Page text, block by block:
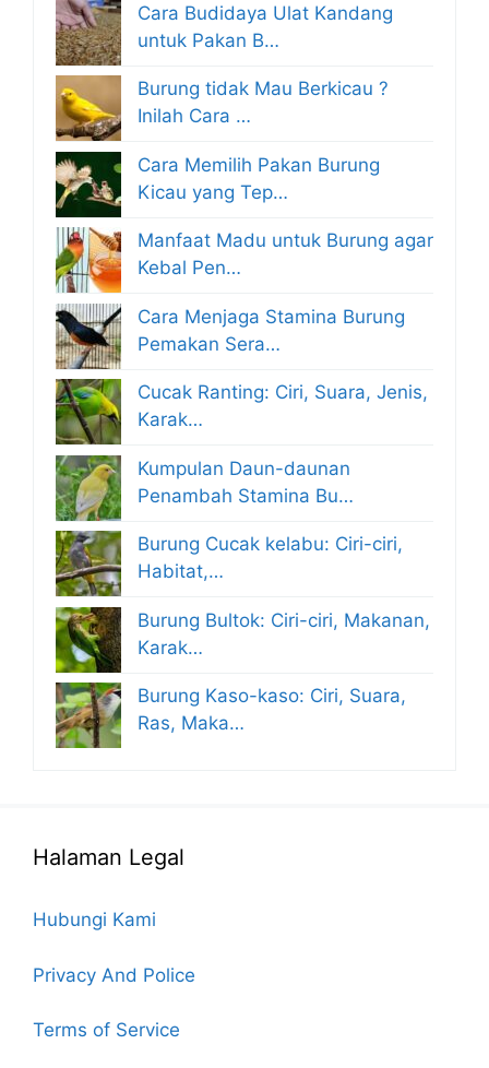
Cara Budidaya Ulat Kandang
untuk Pakan B…
Burung tidak Mau Berkicau ?
Inilah Cara …
Cara Memilih Pakan Burung
Kicau yang Tep…
Manfaat Madu untuk Burung agar
Kebal Pen…
Cara Menjaga Stamina Burung
Pemakan Sera…
Cucak Ranting: Ciri, Suara, Jenis,
Karak…
Kumpulan Daun-daunan
Penambah Stamina Bu…
Burung Cucak kelabu: Ciri-ciri,
Habitat,…
Burung Bultok: Ciri-ciri, Makanan,
Karak…
Burung Kaso-kaso: Ciri, Suara,
Ras, Maka…
Halaman Legal
Hubungi Kami
Privacy And Police
Terms of Service